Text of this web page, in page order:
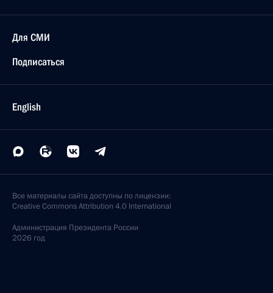
Для СМИ
Подписаться
English
Все материалы сайта доступны по лицензии:
Creative Commons Attribution 4.0 International
Администрация Президента России
2026 год